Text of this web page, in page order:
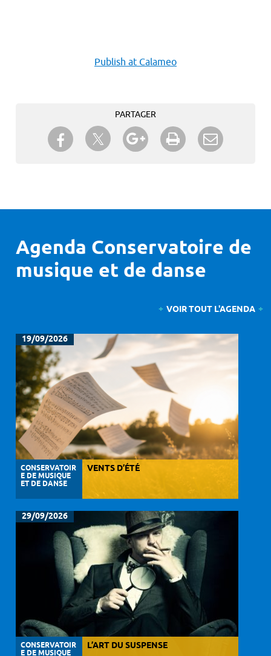
Publish at Calameo
PARTAGER
Partager sur Facebook
Partager sur TwitterPartager sur Google+
Imprimer
Agenda Conservatoire de
musique et de danse
VOIR TOUT L'AGENDA
19/09/2026
CONSERVATOIR
E DE MUSIQUE
ET DE DANSE
VENTS D’ÉTÉ
29/09/2026
CONSERVATOIR
E DE MUSIQUE
L’ART DU SUSPENSE